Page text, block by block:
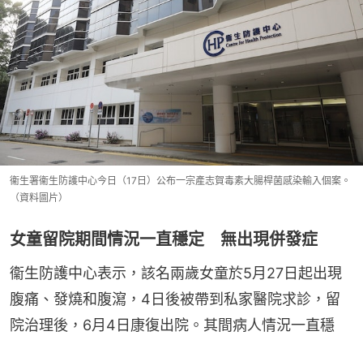
衞生署衞生防護中心今日（17日）公布一宗產志賀毒素大腸桿菌感染輸入個案。
（資料圖片）
女童留院期間情況一直穩定 無出現併發症
衞生防護中心表示，該名兩歲女童於5月27日起出現
腹痛、發燒和腹瀉，4日後被帶到私家醫院求診，留
院治理後，6月4日康復出院。其間病人情況一直穩